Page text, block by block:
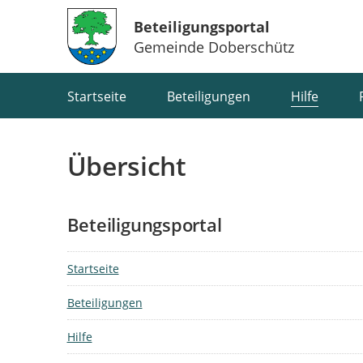
Beteiligungsportal
Gemeinde Doberschütz
Startseite Beteiligungen Hilfe
Übersicht
Beteiligungsportal
Startseite
Beteiligungen
Hilfe